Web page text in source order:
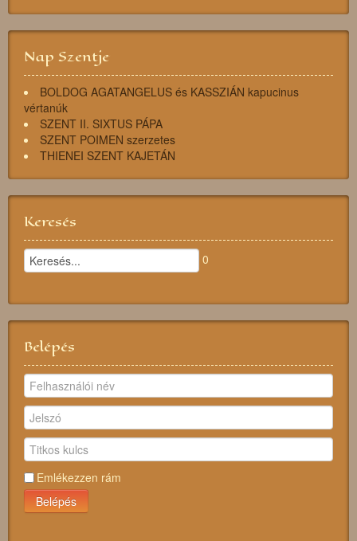
Nap Szentje
BOLDOG AGATANGELUS és KASSZIÁN kapucinus
vértanúk
SZENT II. SIXTUS PÁPA
SZENT POIMEN szerzetes
THIENEI SZENT KAJETÁN
Keresés
0
Belépés
Emlékezzen rám
Belépés